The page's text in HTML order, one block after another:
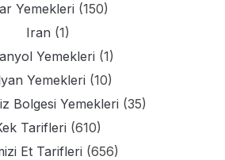
Yemekleri (150)
Iran (1)
Yemekleri (1)
Yemekleri (10)
Bolgesi Yemekleri (35)
Tarifleri (610)
Et Tarifleri (656)